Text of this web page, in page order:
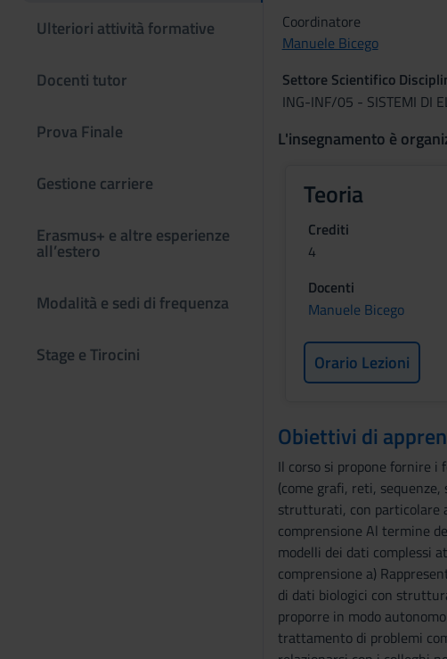
Ulteriori attività formative
Docenti tutor
Prova Finale
Gestione carriere
Erasmus+ e altre esperienze
all’estero
Modalità e sedi di frequenza
Stage e Tirocini
Coordinatore
Manuele Bicego
Settore Scientifico
ING-INF/05 - SISTEMI DI
L'insegnamento è
Teoria
Crediti
4
Docenti
Manuele Bicego
Orario Lezioni
Obiettivi di
Il corso si propone fornire
(come grafi, reti,
strutturati, con particolare
comprensione Al termine
modelli dei dati complessi
comprensione a)
di dati biologici con
proporre in modo
trattamento di problemi